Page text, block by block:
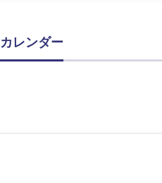
レンダー